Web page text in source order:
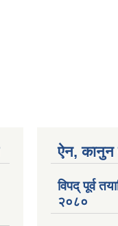
ऐन, कानुन
विपद् पूर्व
२०८०